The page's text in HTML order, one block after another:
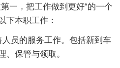
一，把工作做到更好“的一个
下本职工作：
员的服务工作。包括新到车
、保管与领取。